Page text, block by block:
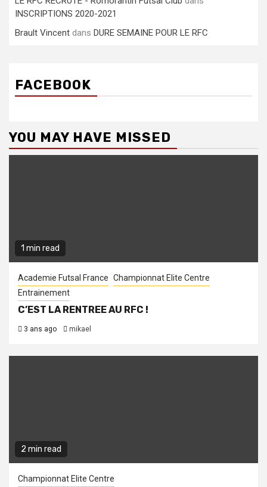
INSCRIPTIONS 2020-2021
Brault Vincent dans DURE SEMAINE POUR LE RFC
FACEBOOK
YOU MAY HAVE MISSED
1 min read
Academie Futsal France Championnat Elite Centre
Entrainement
C’EST LA RENTREE AU RFC !
3 ans ago mikael
2 min read
Championnat Elite Centre